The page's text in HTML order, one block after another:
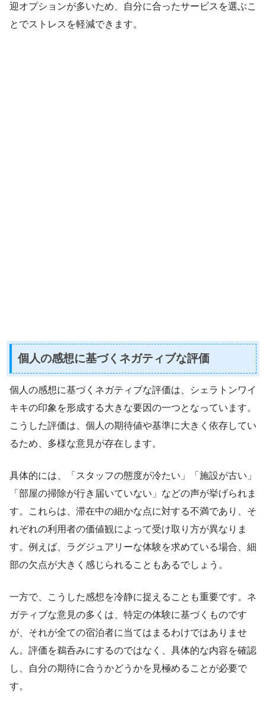
迎オプションが多いため、自分に合ったサービスを選ぶこ
とでストレスを軽減できます。
個人の感想に基づくネガティブな評価
個人の感想に基づくネガティブな評価は、シェラトンワイ
キキの印象を形成する大きな要因の一つとなっています。
こうした評価は、個人の期待値や基準に大きく依存してい
るため、多様な意見が存在します。
具体的には、「スタッフの態度が冷たい」「施設が古い」
「部屋の掃除が行き届いていない」などの声が挙げられま
す。これらは、滞在中の細かな点に対する不満であり、そ
れぞれの利用者の価値観によって受け取り方が異なりま
す。例えば、ラグジュアリーな体験を求めている場合、細
部の欠点が大きく感じられることもあるでしょう。
一方で、こうした感想を冷静に捉えることも重要です。ネ
ガティブな意見の多くは、特定の体験に基づくものです
が、それが全ての宿泊者に当てはまるわけではありませ
ん。評価を鵜呑みにするのではなく、具体的な内容を確認
し、自分の期待に合うかどうかを見極めることが必要で
す。